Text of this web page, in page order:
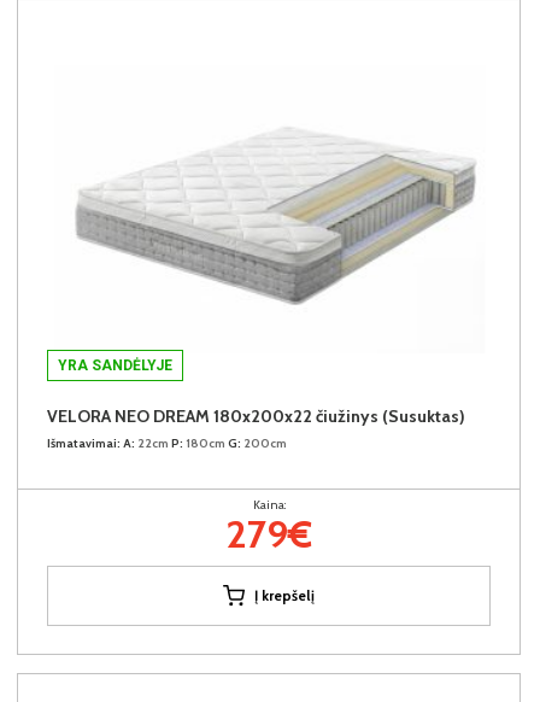
YRA SANDĖLYJE
VELORA NEO DREAM 180x200x22 čiužinys (Susuktas)
Išmatavimai: A: 22cm P: 180cm G: 200cm
Kaina:
279€
Į krepšelį